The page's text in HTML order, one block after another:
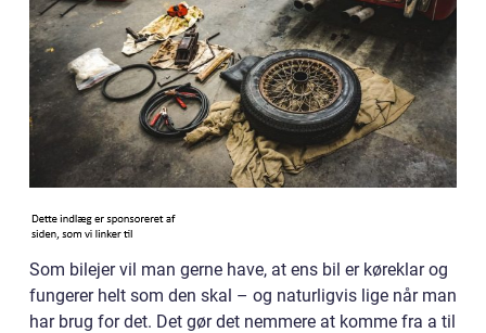
Som bilejer vil man gerne have, at ens bil er køreklar og
fungerer helt som den skal – og naturligvis lige når man
har brug for det. Det gør det nemmere at komme fra a til